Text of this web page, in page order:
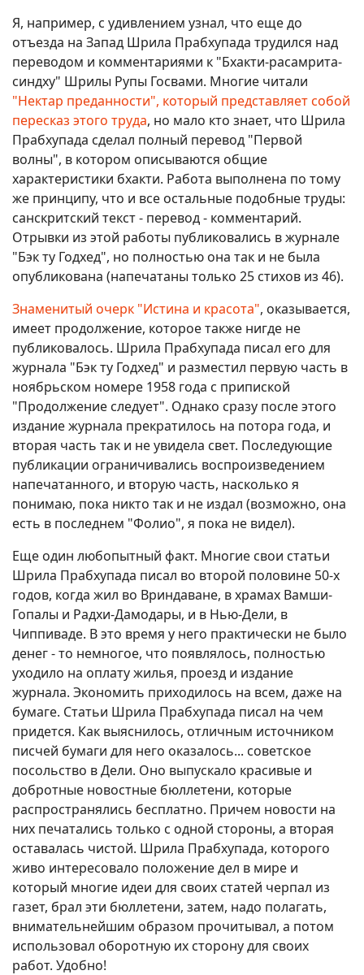
Я, например, с удивлением узнал, что еще до
отъезда на Запад Шрила Прабхупада трудился над
переводом и комментариями к "Бхакти-расамрита-
синдху" Шрилы Рупы Госвами. Многие читали
"Нектар преданности", который представляет собой
пересказ этого труда, но мало кто знает, что Шрила
Прабхупада сделал полный перевод "Первой
волны", в котором описываются общие
характеристики бхакти. Работа выполнена по тому
же принципу, что и все остальные подобные труды:
санскритский текст - перевод - комментарий.
Отрывки из этой работы публиковались в журнале
"Бэк ту Годхед", но полностью она так и не была
опубликована (напечатаны только 25 стихов из 46).
Знаменитый очерк "Истина и красота", оказывается,
имеет продолжение, которое также нигде не
публиковалось. Шрила Прабхупада писал его для
журнала "Бэк ту Годхед" и разместил первую часть в
ноябрьском номере 1958 года с припиской
"Продолжение следует". Однако сразу после этого
издание журнала прекратилось на потора года, и
вторая часть так и не увидела свет. Последующие
публикации ограничивались воспроизведением
напечатанного, и вторую часть, насколько я
понимаю, пока никто так и не издал (возможно, она
есть в последнем "Фолио", я пока не видел).
Еще один любопытный факт. Многие свои статьи
Шрила Прабхупада писал во второй половине 50-х
годов, когда жил во Вриндаване, в храмах Вамши-
Гопалы и Радхи-Дамодары, и в Нью-Дели, в
Чиппиваде. В это время у него практически не было
денег - то немногое, что появлялось, полностью
уходило на оплату жилья, проезд и издание
журнала. Экономить приходилось на всем, даже на
бумаге. Статьи Шрила Прабхупада писал на чем
придется. Как выяснилось, отличным источником
писчей бумаги для него оказалось... советское
посольство в Дели. Оно выпускало красивые и
добротные новостные бюллетени, которые
распространялись бесплатно. Причем новости на
них печатались только с одной стороны, а вторая
оставалась чистой. Шрила Прабхупада, которого
живо интересовало положение дел в мире и
который многие идеи для своих статей черпал из
газет, брал эти бюллетени, затем, надо полагать,
внимательнейшим образом прочитывал, а потом
использовал оборотную их сторону для своих
работ. Удобно!